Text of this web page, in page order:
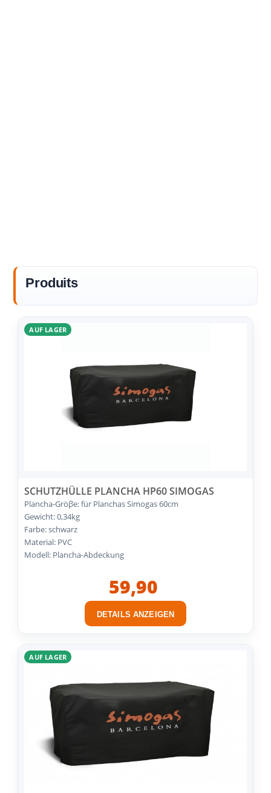
Produits
AUF LAGER
SCHUTZHÜLLE PLANCHA HP60 SIMOGAS
Plancha-Gröβe: für Planchas Simogas 60cm
Gewicht: 0,34kg
Farbe: schwarz
Material: PVC
Modell: Plancha-Abdeckung
59,90
DETAILS ANZEIGEN
AUF LAGER